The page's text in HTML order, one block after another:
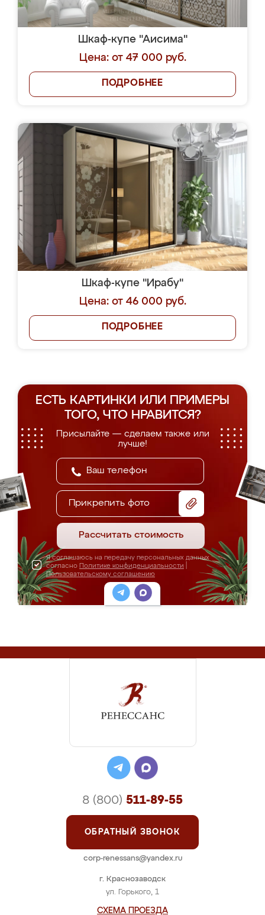
Шкаф-купе "Аисима"
Цена: от 47 000 руб.
ПОДРОБНЕЕ
Шкаф-купе "Ирабу"
Цена: от 46 000 руб.
ПОДРОБНЕЕ
ЕСТЬ КАРТИНКИ ИЛИ ПРИМЕРЫ
ТОГО, ЧТО НРАВИТСЯ?
Присылайте — сделаем также или
лучше!
Прикрепить фото
Рассчитать стоимость
Я соглашаюсь на передачу персональных данных
согласно Политике конфиденциальности
Пользовательскому соглашению
г. Краснозаводск
ул. Горького, 1
СХЕМА ПРОЕЗДА
8 (800) 511-89-55
ОБРАТНЫЙ ЗВОНОК
corp-renessans@yandex.ru